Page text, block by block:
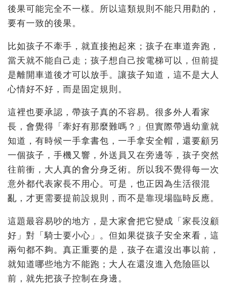
後果可能完全不一樣。所以這類規則不能只用勸的，
要有一致的後果。
比如孩子不牽手，就直接抱起來；孩子在車道奔跑，
當天就不能自己走；孩子想自己按電梯可以，但前提
是離開車道後才可以放手。讓孩子知道，這不是大人
心情好不好，而是固定規則。
這裡也要承認，帶孩子真的不容易。很多外人看家
長，會覺得「牽好有那麼難嗎？」但實際帶過幼童就
知道，有時候一手拿書包，一手拿安全帽，還要顧另
一個孩子，手機又響，外送員又在旁邊等，孩子突然
往前衝，大人真的會分身乏術。所以我不覺得每一次
意外都代表家長不用心。可是，也正因為生活很混
亂，才更需要提前設規則，而不是靠現場臨時反應。
這題最容易吵的地方，是大家會把它變成「家長沒顧
好」對「騎士要小心」。但如果從孩子安全來看，這
兩句都不夠。真正重要的是，孩子在還沒出事以前，
就知道哪些地方不能跑；大人在還沒進入危險區以
前，就先把孩子控制在身邊。